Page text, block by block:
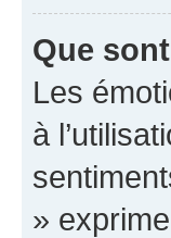
Que
Les
à
»